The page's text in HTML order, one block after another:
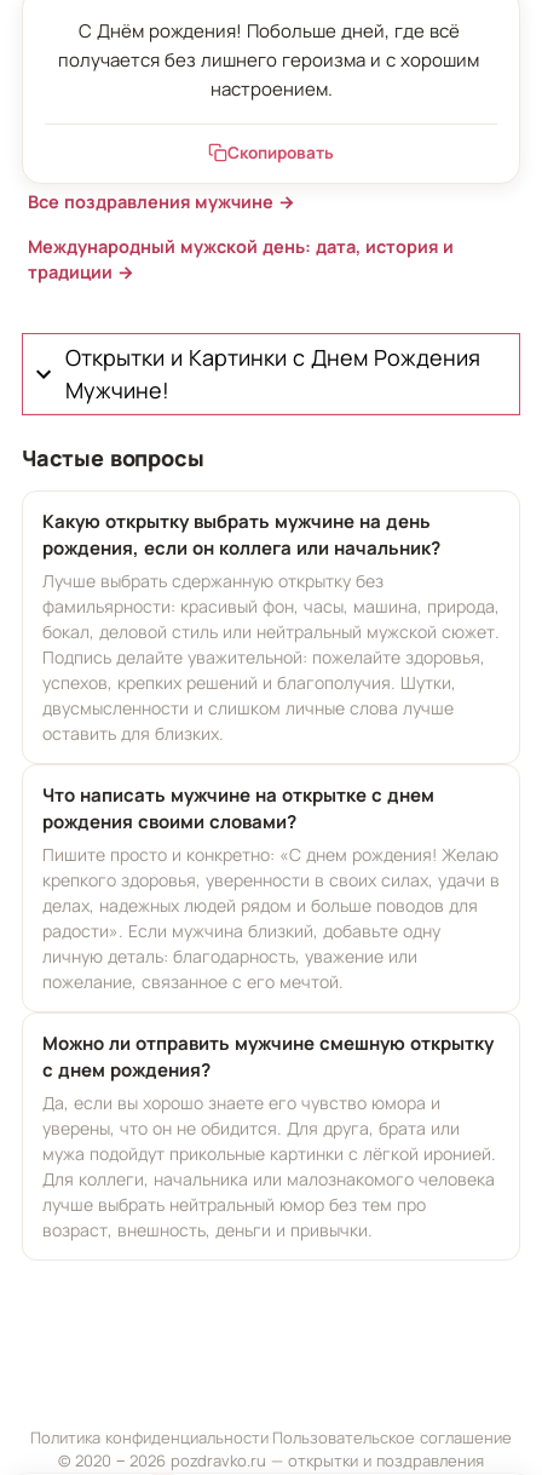
С Днём рождения! Побольше дней, где всё
получается без лишнего героизма и с хорошим
настроением.
Скопировать
Все поздравления мужчине →
Международный мужской день: дата, история и
традиции →
Открытки и Картинки с Днем Рождения
Мужчине!
Частые вопросы
Какую открытку выбрать мужчине на день
рождения, если он коллега или начальник?
Лучше выбрать сдержанную открытку без
фамильярности: красивый фон, часы, машина, природа,
бокал, деловой стиль или нейтральный мужской сюжет.
Подпись делайте уважительной: пожелайте здоровья,
успехов, крепких решений и благополучия. Шутки,
двусмысленности и слишком личные слова лучше
оставить для близких.
Что написать мужчине на открытке с днем
рождения своими словами?
Пишите просто и конкретно: «С днем рождения! Желаю
крепкого здоровья, уверенности в своих силах, удачи в
делах, надежных людей рядом и больше поводов для
радости». Если мужчина близкий, добавьте одну
личную деталь: благодарность, уважение или
пожелание, связанное с его мечтой.
Можно ли отправить мужчине смешную открытку
с днем рождения?
Да, если вы хорошо знаете его чувство юмора и
уверены, что он не обидится. Для друга, брата или
мужа подойдут прикольные картинки с лёгкой иронией.
Для коллеги, начальника или малознакомого человека
лучше выбрать нейтральный юмор без тем про
возраст, внешность, деньги и привычки.
Политика конфиденциальности Пользовательское соглашение
© 2020 ‒ 2026 pozdravko.ru — открытки и поздравления